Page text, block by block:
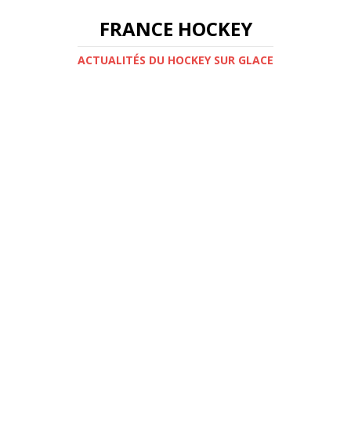
FRANCE HOCKEY
ACTUALITÉS DU HOCKEY SUR GLACE